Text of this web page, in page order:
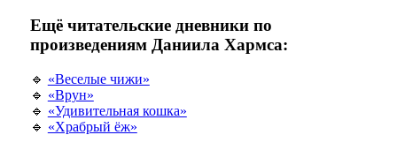
Ещё читательские дневники по
произведениям Даниила Хармса:
🔹 «Веселые чижи»
🔹 «Врун»
🔹 «Удивительная кошка»
🔹 «Храбрый ёж»